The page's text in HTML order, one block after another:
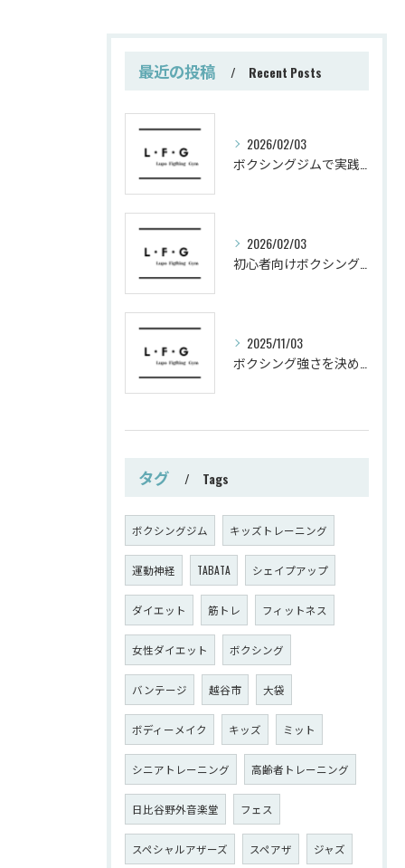
最近の投稿 Recent Posts
2026/02/03
2026/02/03
2025/11/03
タグ Tags
ボクシングジム キッズトレーニング
運動神経 TABATA シェイプアップ
ダイエット 筋トレ フィットネス
女性ダイエット ボクシング
バンテージ 越谷市 大袋
ボディーメイク キッズ ミット
シニアトレーニング 高齢者トレーニング
日比谷野外音楽堂 フェス
スペシャルアザーズ スペアザ ジャズ